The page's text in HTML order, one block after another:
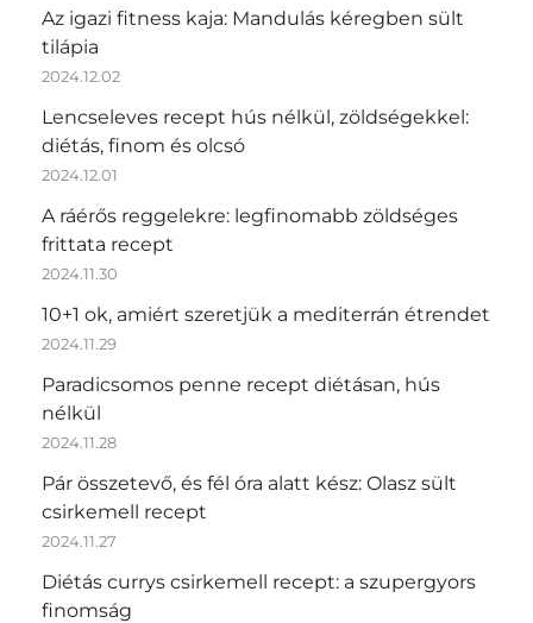
Az igazi fitness kaja: Mandulás kéregben sült
tilápia
2024.12.02
Lencseleves recept hús nélkül, zöldségekkel:
diétás, finom és olcsó
2024.12.01
A ráérős reggelekre: legfinomabb zöldséges
frittata recept
2024.11.30
10+1 ok, amiért szeretjük a mediterrán étrendet
2024.11.29
Paradicsomos penne recept diétásan, hús
nélkül
2024.11.28
Pár összetevő, és fél óra alatt kész: Olasz sült
csirkemell recept
2024.11.27
Diétás currys csirkemell recept: a szupergyors
finomság